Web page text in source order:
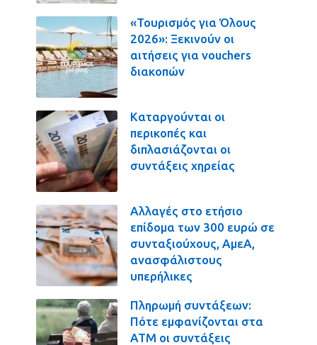
«Τουρισμός για Όλους
2026»: Ξεκινούν οι
αιτήσεις για vouchers
διακοπών
Καταργούνται οι
περικοπές και
διπλασιάζονται οι
συντάξεις χηρείας
Αλλαγές στο ετήσιο
επίδομα των 300 ευρώ σε
συνταξιούχους, ΑμεΑ,
ανασφάλιστους
υπερήλικες
Πληρωμή συντάξεων:
Πότε εμφανίζονται στα
ΑΤΜ οι συντάξεις